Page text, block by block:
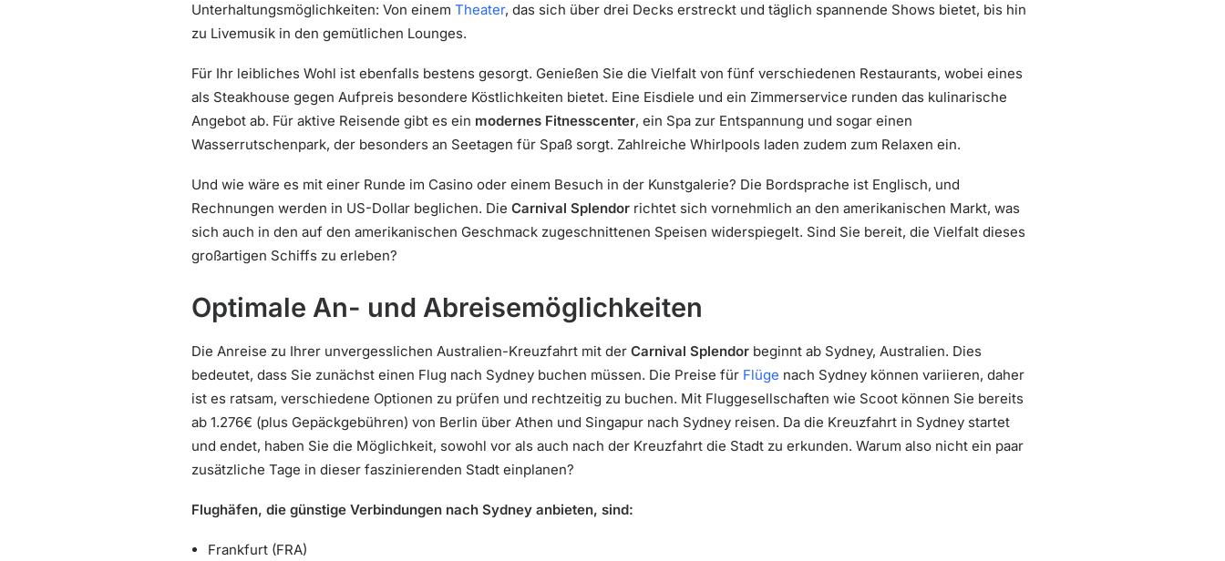
Unterhaltungsmöglichkeiten: Von einem Theater, das sich über drei Decks erstreckt und täglich spannende Shows bietet, bis hin
zu Livemusik in den gemütlichen Lounges.
Für Ihr leibliches Wohl ist ebenfalls bestens gesorgt. Genießen Sie die Vielfalt von fünf verschiedenen Restaurants, wobei eines
als Steakhouse gegen Aufpreis besondere Köstlichkeiten bietet. Eine Eisdiele und ein Zimmerservice runden das kulinarische
Angebot ab. Für aktive Reisende gibt es ein modernes Fitnesscenter, ein Spa zur Entspannung und sogar einen
Wasserrutschenpark, der besonders an Seetagen für Spaß sorgt. Zahlreiche Whirlpools laden zudem zum Relaxen ein.
Und wie wäre es mit einer Runde im Casino oder einem Besuch in der Kunstgalerie? Die Bordsprache ist Englisch, und
Rechnungen werden in US-Dollar beglichen. Die Carnival Splendor richtet sich vornehmlich an den amerikanischen Markt, was
sich auch in den auf den amerikanischen Geschmack zugeschnittenen Speisen widerspiegelt. Sind Sie bereit, die Vielfalt dieses
großartigen Schiffs zu erleben?
Optimale An- und Abreisemöglichkeiten
Die Anreise zu Ihrer unvergesslichen Australien-Kreuzfahrt mit der Carnival Splendor beginnt ab Sydney, Australien. Dies
bedeutet, dass Sie zunächst einen Flug nach Sydney buchen müssen. Die Preise für Flüge nach Sydney können variieren, daher
ist es ratsam, verschiedene Optionen zu prüfen und rechtzeitig zu buchen. Mit Fluggesellschaften wie Scoot können Sie bereits
ab 1.276€ (plus Gepäckgebühren) von Berlin über Athen und Singapur nach Sydney reisen. Da die Kreuzfahrt in Sydney startet
und endet, haben Sie die Möglichkeit, sowohl vor als auch nach der Kreuzfahrt die Stadt zu erkunden. Warum also nicht ein paar
zusätzliche Tage in dieser faszinierenden Stadt einplanen?
Flughäfen, die günstige Verbindungen nach Sydney anbieten, sind:
Frankfurt (FRA)